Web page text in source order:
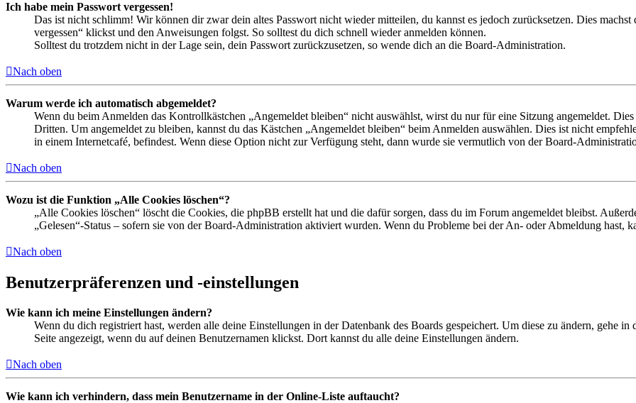
Ich habe mein Passwort vergessen!
Das ist nicht schlimm! Wir können dir zwar dein altes Passwort nicht wieder mitteilen, du kannst es jedoch zurücksetzen. Dies
vergessen“ klickst und den Anweisungen folgst. So solltest du dich schnell wieder anmelden können.
Solltest du trotzdem nicht in der Lage sein, dein Passwort zurückzusetzen, so wende dich an die Board-Administration.
Nach oben
Warum werde ich automatisch abgemeldet?
Wenn du beim Anmelden das Kontrollkästchen „Angemeldet bleiben“ nicht auswählst, wirst du nur für eine Sitzung angemeldet.
Dritten. Um angemeldet zu bleiben, kannst du das Kästchen „Angemeldet bleiben“ beim Anmelden auswählen. Dies ist nicht
in einem Internetcafé, befindest. Wenn diese Option nicht zur Verfügung steht, dann wurde sie vermutlich von der Board-
Nach oben
Wozu ist die Funktion „Alle Cookies löschen“?
„Alle Cookies löschen“ löscht die Cookies, die phpBB erstellt hat und die dafür sorgen, dass du im Forum angemeldet bleibst.
„Gelesen“-Status – sofern sie von der Board-Administration aktiviert wurden. Wenn du Probleme bei der An- oder Abmeldung hast,
Nach oben
Benutzerpräferenzen und -einstellungen
Wie kann ich meine Einstellungen ändern?
Wenn du dich registriert hast, werden alle deine Einstellungen in der Datenbank des Boards gespeichert. Um diese zu ändern, gehe
Seite angezeigt, wenn du auf deinen Benutzernamen klickst. Dort kannst du alle deine Einstellungen ändern.
Nach oben
Wie kann ich verhindern, dass mein Benutzername in der Online-Liste auftaucht?